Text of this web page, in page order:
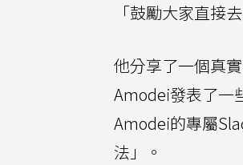
「鼓勵大家直接
他分享了一個真
Amodei發表了一
Amodei的專屬
法」。